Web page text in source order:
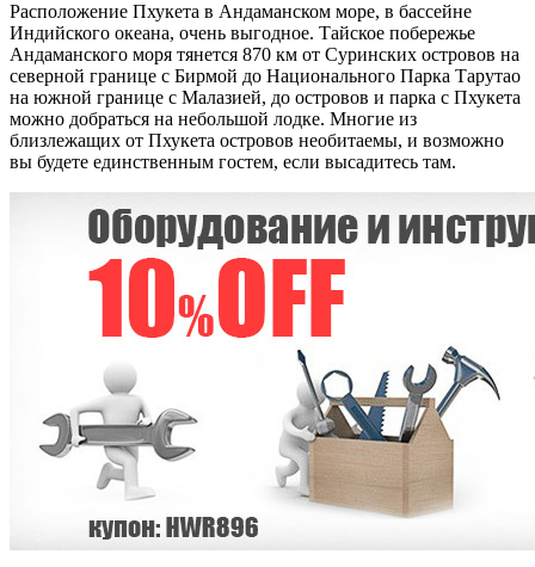
Расположение Пхукета в Андаманском море, в бассейне
Индийского океана, очень выгодное. Тайское побережье
Андаманского моря тянется 870 км от Суринских островов на
северной границе с Бирмой до Национального Парка Тарутао
на южной границе с Малазией, до островов и парка с Пхукета
можно добраться на небольшой лодке. Многие из
близлежащих от Пхукета островов необитаемы, и возможно
вы будете единственным гостем, если высадитесь там.